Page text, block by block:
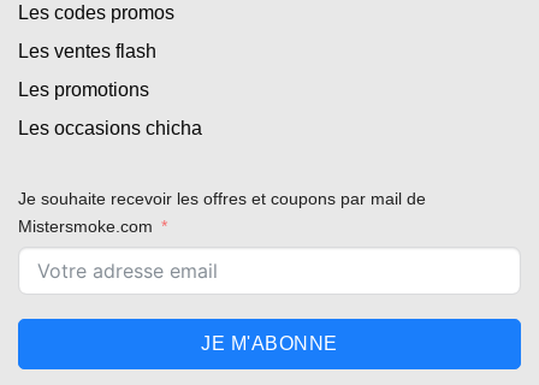
Les codes promos
Les ventes flash
Les promotions
Les occasions chicha
Je souhaite recevoir les offres et coupons par mail de
Mistersmoke.com
JE M'ABONNE